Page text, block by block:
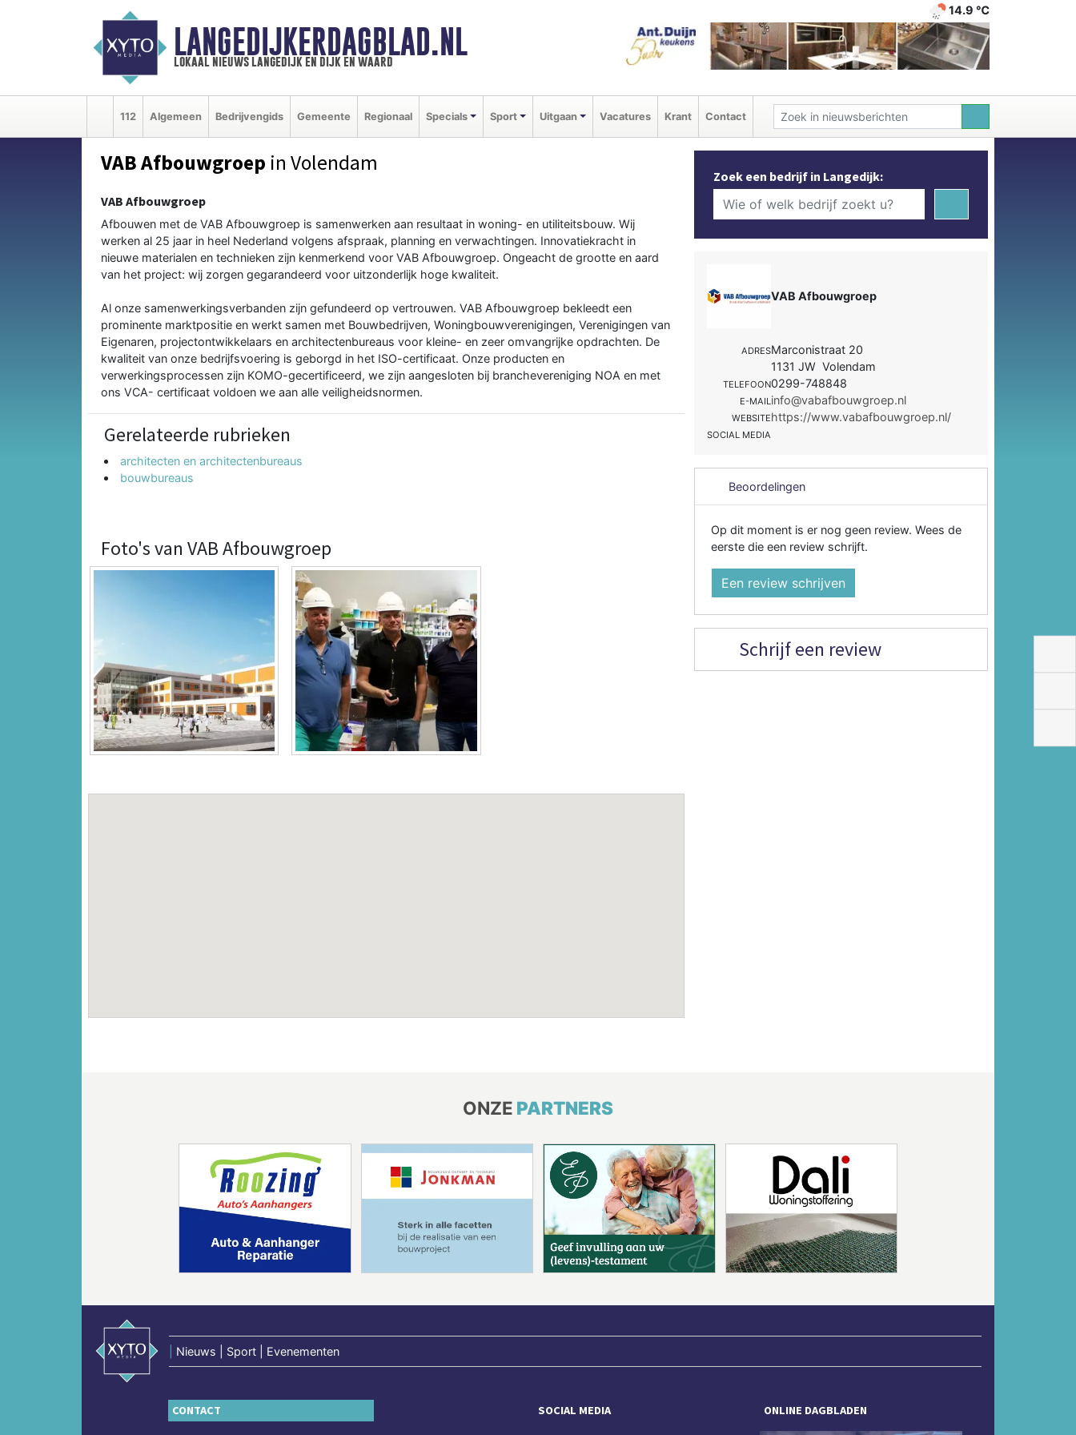
LANGEDIJKERDAGBLAD.NL
lokaal nieuws langedijk en dijk en waard
14.9 ℃
112 Algemeen Bedrijvengids Gemeente Regionaal Specials Sport Uitgaan Vacatures Krant Contact
VAB Afbouwgroep in Volendam
VAB Afbouwgroep
Afbouwen met de VAB Afbouwgroep is samenwerken aan resultaat in woning- en utiliteitsbouw. Wij
werken al 25 jaar in heel Nederland volgens afspraak, planning en verwachtingen. Innovatiekracht in
nieuwe materialen en technieken zijn kenmerkend voor VAB Afbouwgroep. Ongeacht de grootte en aard
van het project: wij zorgen gegarandeerd voor uitzonderlijk hoge kwaliteit.
Al onze samenwerkingsverbanden zijn gefundeerd op vertrouwen. VAB Afbouwgroep bekleedt een
prominente marktpositie en werkt samen met Bouwbedrijven, Woningbouwverenigingen, Verenigingen van
Eigenaren, projectontwikkelaars en architectenbureaus voor kleine- en zeer omvangrijke opdrachten. De
kwaliteit van onze bedrijfsvoering is geborgd in het ISO-certificaat. Onze producten en
verwerkingsprocessen zijn KOMO-gecertificeerd, we zijn aangesloten bij branchevereniging NOA en met
ons VCA- certificaat voldoen we aan alle veiligheidsnormen.
Gerelateerde rubrieken
architecten en architectenbureaus
bouwbureaus
Foto's van VAB Afbouwgroep
Zoek een bedrijf in Langedijk:
VAB Afbouwgroep
ADRESMarconistraat 20
1131 JW Volendam
TELEFOON0299-748848
E-MAILinfo@vabafbouwgroep.nl
WEBSITEhttps://www.vabafbouwgroep.nl/
SOCIAL MEDIA
Beoordelingen
Op dit moment is er nog geen review. Wees de
eerste die een review schrijft.
Een review schrijven
Schrijf een review
ONZE PARTNERS
Nieuws | Sport | Evenementen
CONTACT SOCIAL MEDIA ONLINE DAGBLADEN